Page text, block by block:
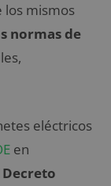
los mismos
normas de
eléctricos
en
Decreto